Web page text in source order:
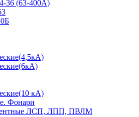
36 (63-400А)
кА)
Фонари
ЛСП, ЛПП, ПВЛМ